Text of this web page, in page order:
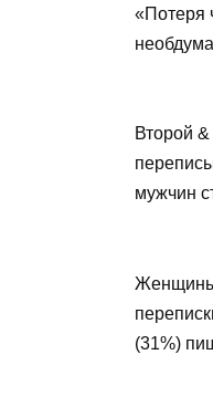
«Потеря
Второй
мужчин
Женщины
(31%)